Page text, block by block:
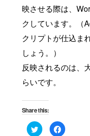
映させる際は、
クしています。（
クリプトが仕込ま
しょう。）
反映されるのは、
らいです。
Share this:
Click
to
Click
to